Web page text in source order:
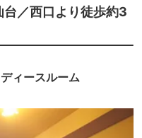
icotto 楽天トラベル
カプセル
ホテル
台／西口より徒歩約3
ィースルーム